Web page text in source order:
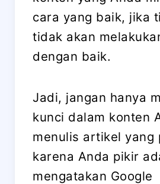
cara yang baik, jika
tidak akan
dengan baik.
Jadi, jangan hanya
kunci dalam konten
menulis artikel yang
karena Anda pikir
mengatakan Google